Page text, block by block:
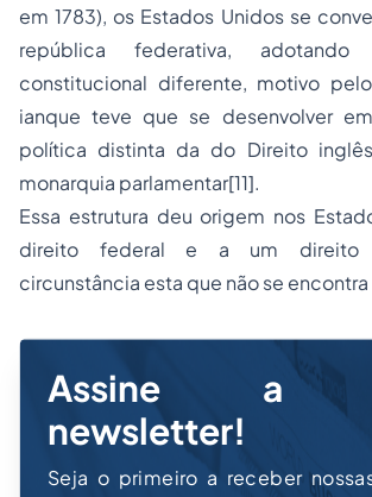
em 1783), os Estados Unidos se
república federativa,
constitucional diferente, motivo
ianque teve que se desenvolver
política distinta da do Direito
monarquia parlamentar[11].
Essa estrutura deu origem nos
direito federal e a um direito
circunstância esta que não se encontra
Assine a
newsletter!
Seja o primeiro a receber